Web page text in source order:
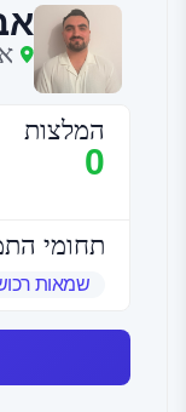
המלצות
0
תחומי
שמאות